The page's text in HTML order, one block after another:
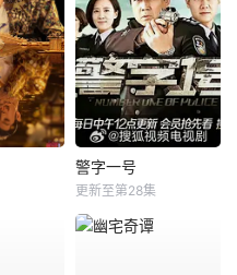
警字一号
更新至第28集